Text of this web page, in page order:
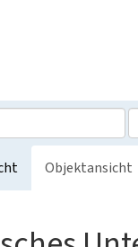
Objektansicht